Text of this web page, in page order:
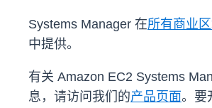
Systems Manager 在所有商业
中提供。
有关 Amazon EC2 Systems
息，请访问我们的产品页面。要